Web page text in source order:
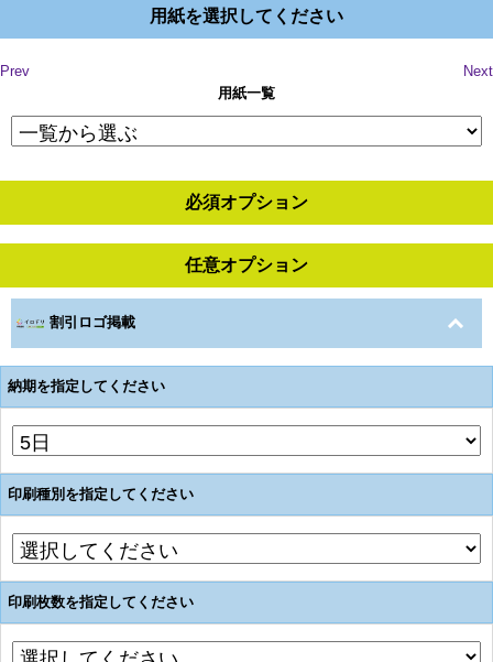
用紙を選択してください
Prev
Next
用紙一覧
必須オプション
任意オプション
割引ロゴ掲載
納期を指定してください
印刷種別を指定してください
印刷枚数を指定してください